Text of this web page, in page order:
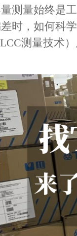
测量始终是
时，如何科
测量技术